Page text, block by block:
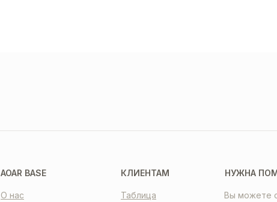
КЛИЕНТАМ
Таблица
НУЖНА
Вы можете
AOAR BASE
О нас